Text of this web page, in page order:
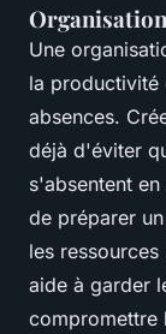
Une
la productivité
absences.
déjà d'éviter
s'absentent
de préparer
les
aide à garder
compromettre